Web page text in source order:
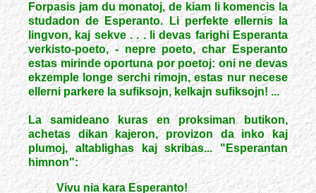
Forpasis jam du monatoj, de kiam li komencis la
studadon de Esperanto. Li perfekte ellernis la
lingvon, kaj sekve . . . li devas farighi Esperanta
verkisto-poeto, - nepre poeto, char Esperanto
estas mirinde oportuna por poetoj: oni ne devas
ekzemple longe serchi rimojn, estas nur necese
ellerni parkere la sufiksojn, kelkajn sufiksojn! ...
La samideano kuras en proksiman butikon,
achetas dikan kajeron, provizon da inko kaj
plumoj, altablighas kaj skribas... "Esperantan
himnon":
Vivu nia kara Esperanto!